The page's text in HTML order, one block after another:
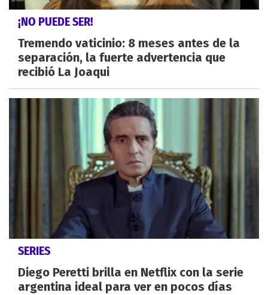
¡NO PUEDE SER!
Tremendo vaticinio: 8 meses antes de la
separación, la fuerte advertencia que
recibió La Joaqui
SERIES
Diego Peretti brilla en Netflix con la serie
argentina ideal para ver en pocos días